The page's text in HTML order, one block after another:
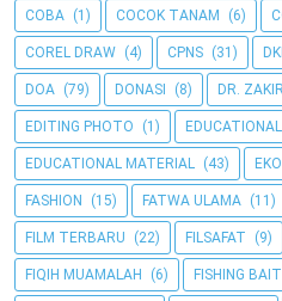
COBA (1) COCOK TANAM (6)
COREL DRAW (4) CPNS (31) DKI
DOA (79) DONASI (8) DR.
EDITING PHOTO (1) EDUCATIONAL
EDUCATIONAL MATERIAL (43)
FASHION (15) FATWA ULAMA (11)
FILM TERBARU (22) FILSAFAT (9)
FIQIH MUAMALAH (6) FISHING BAIT